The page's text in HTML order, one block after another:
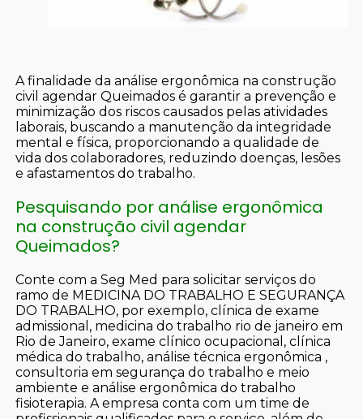
A finalidade da análise ergonômica na construção
civil agendar Queimados é garantir a prevenção e
minimização dos riscos causados pelas atividades
laborais, buscando a manutenção da integridade
mental e física, proporcionando a qualidade de
vida dos colaboradores, reduzindo doenças, lesões
e afastamentos do trabalho.
Pesquisando por análise ergonômica
na construção civil agendar
Queimados?
Conte com a Seg Med para solicitar serviços do
ramo de MEDICINA DO TRABALHO E SEGURANÇA
DO TRABALHO, por exemplo, clínica de exame
admissional, medicina do trabalho rio de janeiro em
Rio de Janeiro, exame clínico ocupacional, clínica
médica do trabalho, análise técnica ergonômica ,
consultoria em segurança do trabalho e meio
ambiente e análise ergonômica do trabalho
fisioterapia. A empresa conta com um time de